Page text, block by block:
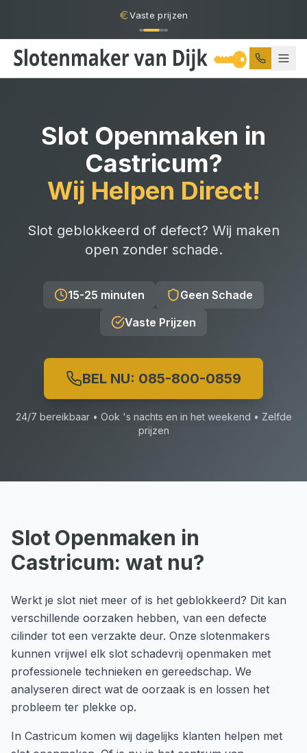
Vaste prijzen
Slot Openmaken in
Castricum?
Wij Helpen Direct!
Slot geblokkeerd of defect? Wij maken
open zonder schade.
15-25 minuten
Geen Schade
Vaste Prijzen
BEL NU: 085-800-0859
24/7 bereikbaar • Ook 's nachts en in het weekend • Zelfde
prijzen
Slot Openmaken in
Castricum: wat nu?
Werkt je slot niet meer of is het geblokkeerd? Dit kan
verschillende oorzaken hebben, van een defecte
cilinder tot een verzakte deur. Onze slotenmakers
kunnen vrijwel elk slot schadevrij openmaken met
professionele technieken en gereedschap. We
analyseren direct wat de oorzaak is en lossen het
probleem ter plekke op.
In Castricum komen wij dagelijks klanten helpen met